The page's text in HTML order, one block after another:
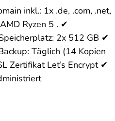
inkl.: 1x .de, .com, .net,
Ryzen 5 . ✔
2x 512 GB ✔
Täglich (14 Kopien
Zertifikat Let’s Encrypt ✔